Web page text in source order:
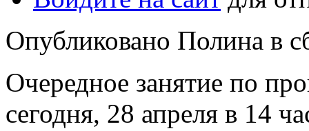
Опубликовано Полина в
Очередное занятие по
сегодня, 28 апреля в 14